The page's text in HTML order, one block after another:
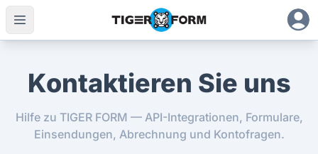
Kontaktieren Sie uns
Hilfe zu TIGER FORM — API-Integrationen, Formulare,
Einsendungen, Abrechnung und Kontofragen.